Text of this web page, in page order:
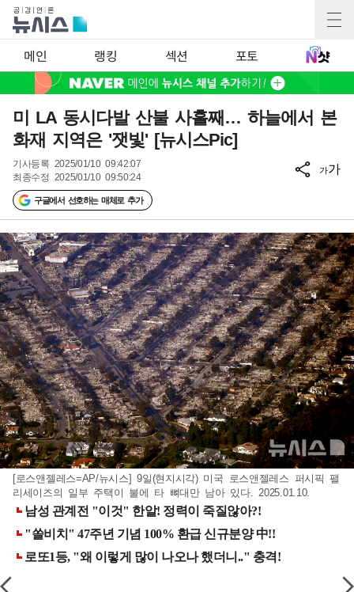
메인 랭킹 섹션 포토
미 LA 동시다발 산불 사흘째… 하늘에서 본
화재 지역은 '잿빛' [뉴시스Pic]
기사등록 2025/01/10 09:42:07
최종수정 2025/01/10 09:50:24
구글에서 선호하는 매체로 추가
가가
[로스앤젤레스=AP/뉴시스] 9일(현지시각) 미국 로스앤젤레스 퍼시픽 팰
리세이즈의 일부 주택이 불에 타 뼈대만 남아 있다. 2025.01.10.